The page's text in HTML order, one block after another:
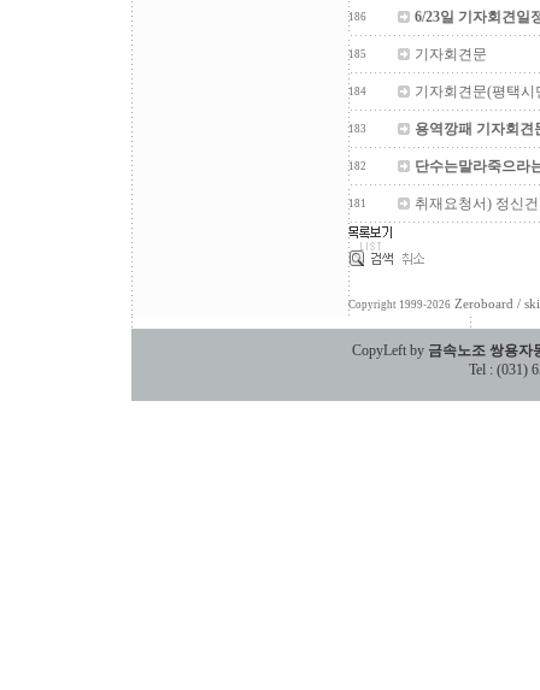
186 6/23일 기자회견일
185 기자회견문
184 기자회견문(평택
183 용역깡패 기자회견
182 단수는말라죽으라
181 취재요청서) 정신
Copyright 1999-2026 Zeroboard /
CopyLeft by 금속노조 쌍용자
Tel : (031)